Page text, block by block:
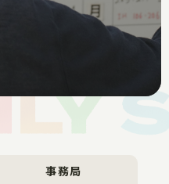
事務局